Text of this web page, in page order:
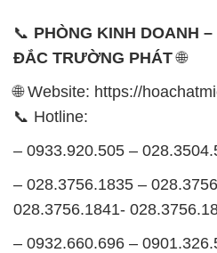
📞 PHÒNG KINH DOANH
ĐẮC TRƯỜNG PHÁT🌐
🌐 Website: https://
📞 Hotline:
– 0933.920.505 –
– 028.3756.1835 –
028.3756.1841-
– 0932.660.696 –